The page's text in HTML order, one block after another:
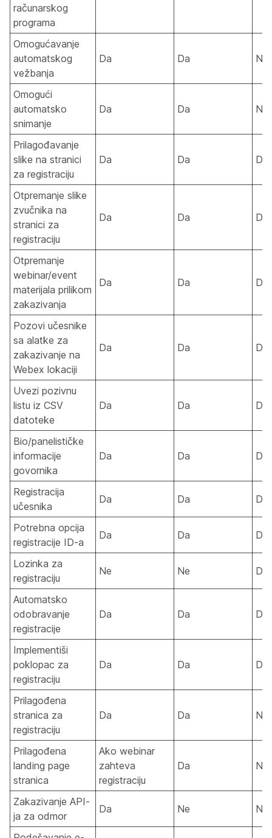
računarskog
programa
Omogućavanje
automatskog
vežbanja
Da Da Ne
Omogući
automatsko
snimanje
Da Da Ne
Prilagođavanje
slike na stranici
za registraciju
Da Da Da
Otpremanje slike
zvučnika na
stranici za
registraciju
Da Da Da
Otpremanje
webinar/event
materijala prilikom
zakazivanja
Da Da Da
Pozovi učesnike
sa alatke za
zakazivanje na
Webex lokaciji
Da Da Da
Uvezi pozivnu
listu iz CSV
datoteke
Da Da Da
Bio/panelističke
informacije
govornika
Da Da Da
Registracija
učesnika
Da Da Da
Potrebna opcija
registracije ID-a
Da Da Da
Lozinka za
registraciju
Ne Ne Da
Automatsko
odobravanje
registracije
Da Da Da
Implementiši
poklopac za
registraciju
Da Da Da
Prilagođena
stranica za
registraciju
Da Da Ne
Prilagođena
landing page
stranica
Ako webinar
zahteva
registraciju
Da Ne
Zakazivanje API-
ja za odmor
Da Ne Ne